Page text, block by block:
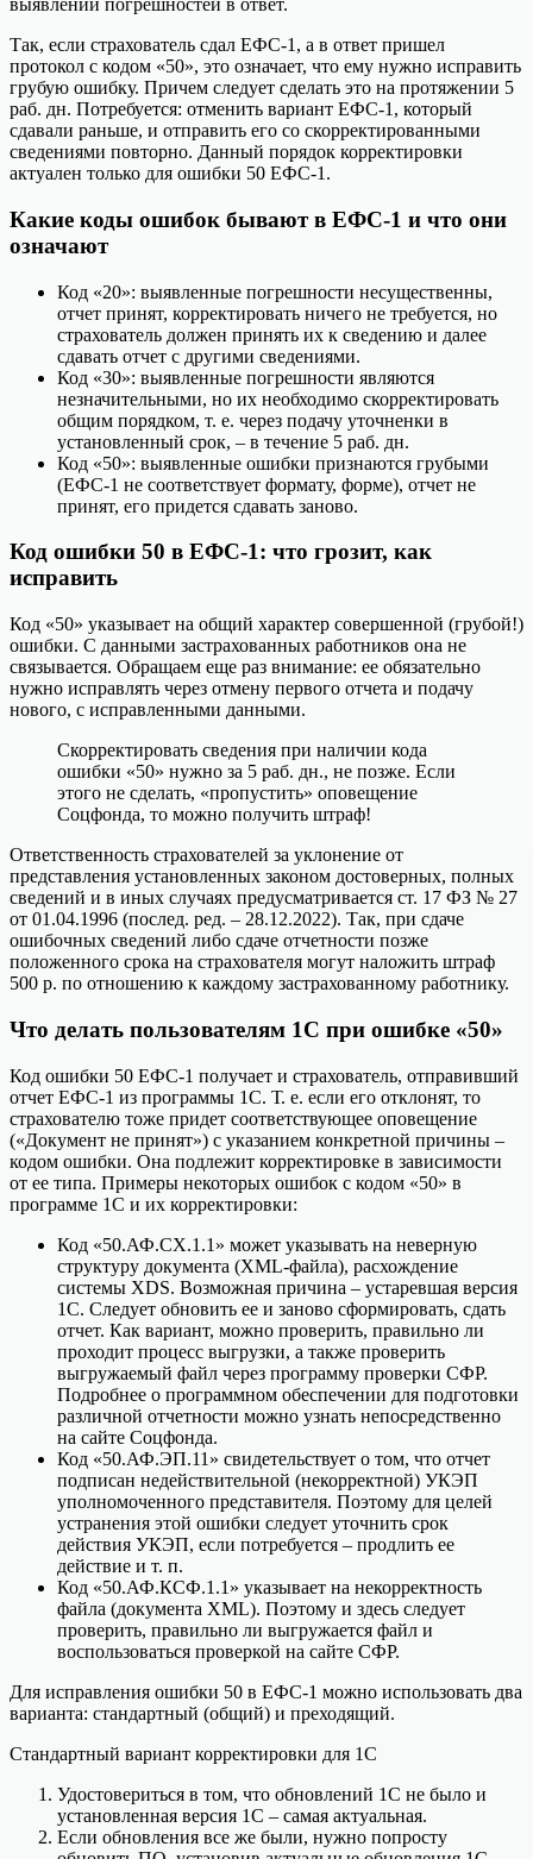
выявлении погрешностей в ответ.
Так, если страхователь сдал ЕФС-1, а в ответ пришел
протокол с кодом «50», это означает, что ему нужно исправить
грубую ошибку. Причем следует сделать это на протяжении 5
раб. дн. Потребуется: отменить вариант ЕФС-1, который
сдавали раньше, и отправить его со скорректированными
сведениями повторно. Данный порядок корректировки
актуален только для ошибки 50 ЕФС-1.
Какие коды ошибок бывают в ЕФС-1 и что они
означают
Код «20»: выявленные погрешности несущественны,
отчет принят, корректировать ничего не требуется, но
страхователь должен принять их к сведению и далее
сдавать отчет с другими сведениями.
Код «30»: выявленные погрешности являются
незначительными, но их необходимо скорректировать
общим порядком, т. е. через подачу уточненки в
установленный срок, – в течение 5 раб. дн.
Код «50»: выявленные ошибки признаются грубыми
(ЕФС-1 не соответствует формату, форме), отчет не
принят, его придется сдавать заново.
Код ошибки 50 в ЕФС-1: что грозит, как
исправить
Код «50» указывает на общий характер совершенной (грубой!)
ошибки. С данными застрахованных работников она не
связывается. Обращаем еще раз внимание: ее обязательно
нужно исправлять через отмену первого отчета и подачу
нового, с исправленными данными.
Скорректировать сведения при наличии кода
ошибки «50» нужно за 5 раб. дн., не позже. Если
этого не сделать, «пропустить» оповещение
Соцфонда, то можно получить штраф!
Ответственность страхователей за уклонение от
представления установленных законом достоверных, полных
сведений и в иных случаях предусматривается ст. 17 ФЗ № 27
от 01.04.1996 (послед. ред. – 28.12.2022). Так, при сдаче
ошибочных сведений либо сдаче отчетности позже
положенного срока на страхователя могут наложить штраф
500 р. по отношению к каждому застрахованному работнику.
Что делать пользователям 1С при ошибке «50»
Код ошибки 50 ЕФС-1 получает и страхователь, отправивший
отчет ЕФС-1 из программы 1С. Т. е. если его отклонят, то
страхователю тоже придет соответствующее оповещение
(«Документ не принят») с указанием конкретной причины –
кодом ошибки. Она подлежит корректировке в зависимости
от ее типа. Примеры некоторых ошибок с кодом «50» в
программе 1С и их корректировки:
Код «50.АФ.СХ.1.1» может указывать на неверную
структуру документа (XML-файла), расхождение
системы XDS. Возможная причина – устаревшая версия
1С. Следует обновить ее и заново сформировать, сдать
отчет. Как вариант, можно проверить, правильно ли
проходит процесс выгрузки, а также проверить
выгружаемый файл через программу проверки СФР.
Подробнее о программном обеспечении для подготовки
различной отчетности можно узнать непосредственно
на сайте Соцфонда.
Код «50.АФ.ЭП.11» свидетельствует о том, что отчет
подписан недействительной (некорректной) УКЭП
уполномоченного представителя. Поэтому для целей
устранения этой ошибки следует уточнить срок
действия УКЭП, если потребуется – продлить ее
действие и т. п.
Код «50.АФ.КСФ.1.1» указывает на некорректность
файла (документа XML). Поэтому и здесь следует
проверить, правильно ли выгружается файл и
воспользоваться проверкой на сайте СФР.
Для исправления ошибки 50 в ЕФС-1 можно использовать два
варианта: стандартный (общий) и преходящий.
Стандартный вариант корректировки для 1С
Удостовериться в том, что обновлений 1С не было и
установленная версия 1С – самая актуальная.
Если обновления все же были, нужно попросту